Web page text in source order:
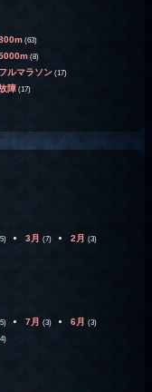
(63)
(8)
フルマラソン (17)
障 (17)
3月 (7) 2月 (3)
7月 (3) 6月 (3)